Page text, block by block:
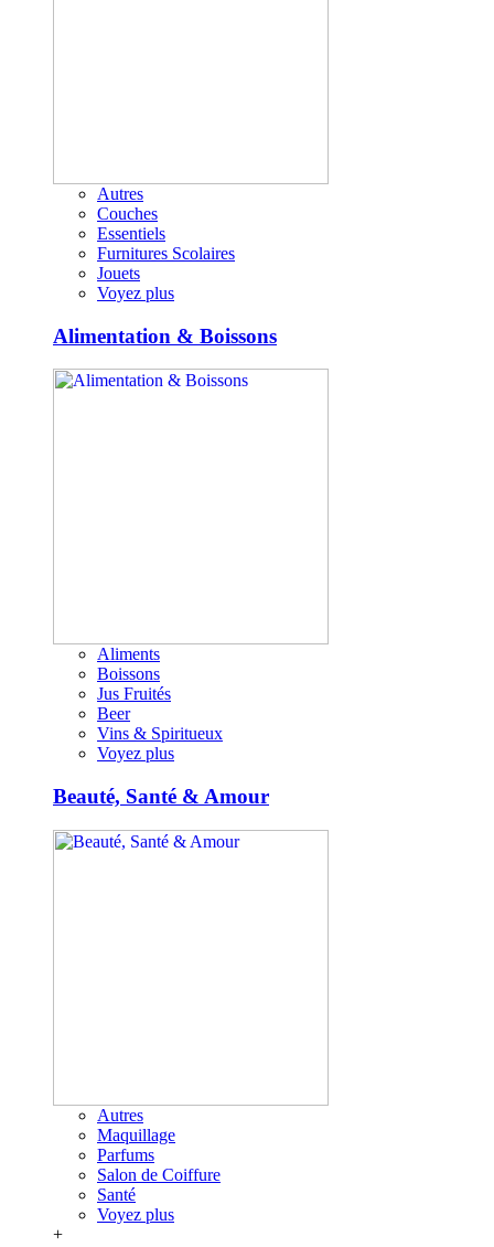
Autres
Couches
Essentiels
Furnitures Scolaires
Jouets
Voyez plus
Alimentation & Boissons
Aliments
Boissons
Jus Fruités
Beer
Vins & Spiritueux
Voyez plus
Beauté, Santé & Amour
Autres
Maquillage
Parfums
Salon de Coiffure
Santé
Voyez plus
+